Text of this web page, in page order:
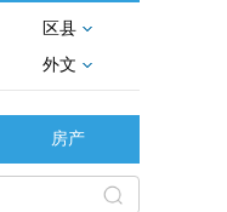
区县
外文
房产